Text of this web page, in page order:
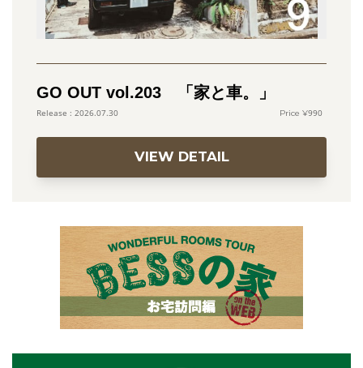
GO OUT vol.203 「家と車。」
2026.07.30 990
VIEW DETAIL